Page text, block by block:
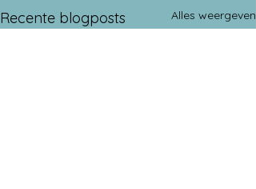
Recente blogposts Alles weergeven